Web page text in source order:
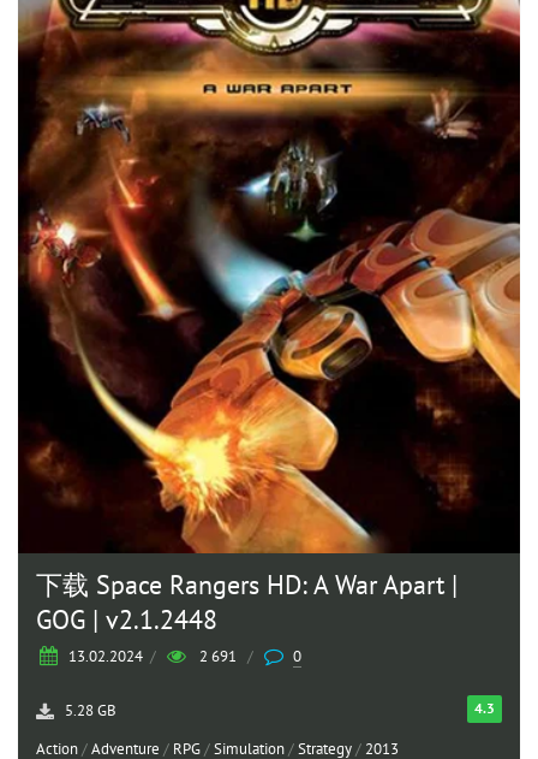
下载 Space Rangers HD: A War Apart |
GOG | v2.1.2448
13.02.2024 / 2 691 / 0
4.3
5.28 GB
Action/Adventure / RPG/Simulation/Strategy/ 2013